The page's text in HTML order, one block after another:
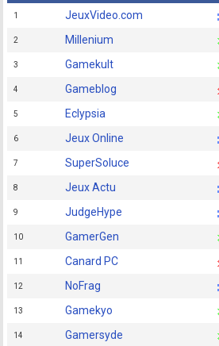
1 JeuxVideo.com
2 Millenium
3 Gamekult
4 Gameblog
5 Eclypsia
6 Jeux Online
7 SuperSoluce
8 Jeux Actu
9 JudgeHype
10 GamerGen
11 Canard PC
12 NoFrag
13 Gamekyo
14 Gamersyde